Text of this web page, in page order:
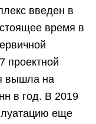
введен в
время в
проектной
вышла на
в год. В 2019
еще